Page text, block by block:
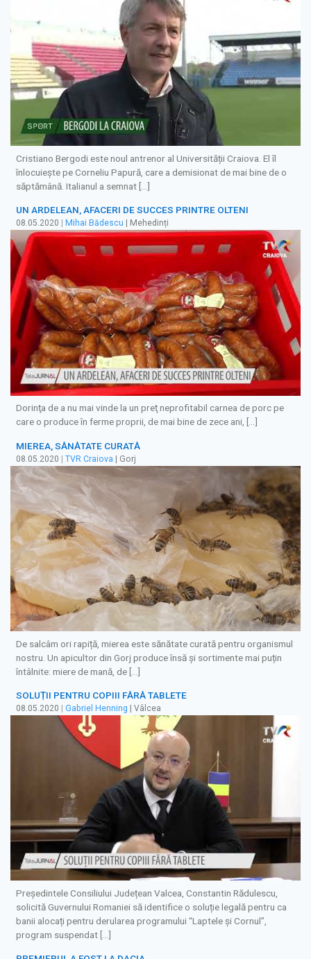
Cristiano Bergodi este noul antrenor al Universității Craiova. El îl
înlocuiește pe Corneliu Papură, care a demisionat de mai bine de o
săptămână. Italianul a semnat […]
UN ARDELEAN, AFACERI DE SUCCES PRINTRE OLTENI
08.05.2020 Mihai Bădescu | Mehedinți
Dorinţa de a nu mai vinde la un preţ neprofitabil carnea de porc pe
care o produce în ferme proprii, de mai bine de zece ani, […]
MIEREA, SĂNĂTATE CURATĂ
08.05.2020 | TVR Craiova | Gorj
De salcâm ori rapiță, mierea este sănătate curată pentru organismul
nostru. Un apicultor din Gorj produce însă și sortimente mai puțin
întâlnite: miere de mană, de […]
SOLUȚII PENTRU COPIII FĂRĂ TABLETE
08.05.2020 Gabriel Henning | Vâlcea
Președintele Consiliului Județean Valcea, Constantin Rădulescu,
solicită Guvernului Romaniei să identifice o soluție legală pentru ca
banii alocați pentru derularea programului “Laptele și Cornul”,
program suspendat […]